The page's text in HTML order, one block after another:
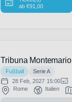
ab€91,00
Tribuna Montemario
Fußball
Serie A
28 Feb, 2027 15:00
Rome
Italien